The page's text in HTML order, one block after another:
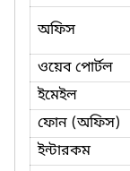
অফিস
ওয়েব পোর্টল
ইমেইল
ফোন (অফিস)
ইন্টারকম